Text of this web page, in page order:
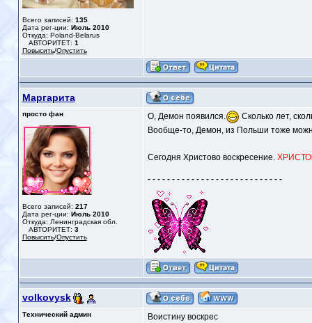
Всего записей: 135
Дата рег-ции: Июль 2010
Откуда: Poland-Belarus
АВТОРИТЕТ: 1
Повысить/Опустить
Маргарита
просто фан
Всего записей: 217
Дата рег-ции: Июль 2010
Откуда: Ленинградская обл.
АВТОРИТЕТ: 3
Повысить/Опустить
О, Демон появился.
Сколько лет,
Вообще-то, Демон, из Польши тоже
Сегодня Христово воскресение.
- - - - - - - - - - - - - - - - - - - - - - - - - - - -
volkovysk
Технический админ Воистину воскрес